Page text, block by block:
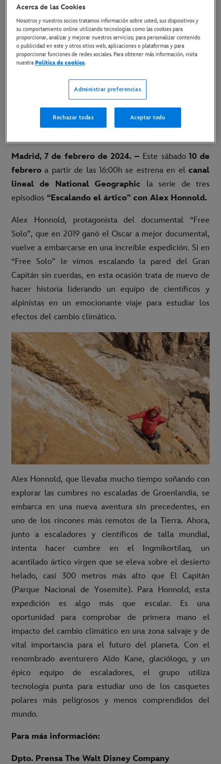
historialiderando un equipo de científicos y alpinistas
de talla mundial en una emocionante expedición para
estudiar los efectos del cambio climático
La serie, compuesta por tres episodios, se estrenará
con la emisión de los dos primeros episodios, y el
sábado 17 a las 16:00 horas con la emisión del
último episodio
Madrid, 7 de febrero de 2024. – Este sábado 10 de
febreroa partir de las 16:00h se estrena en elcanal
lineal de National Geographic la serie de tres
episodios “Escalando el ártico” con Alex Honnold.
Alex Honnold, protagonista del documental “Free
Solo”, que en 2019 ganó el Oscar a mejor documental,
vuelve a embarcarse en una increíble expedición. Si en
“Free Solo” le vimos escalando la pared del Gran
Capitán sin cuerdas, en esta ocasión trata de nuevo de
hacer historia liderando un equipo de científicos y
alpinistas en un emocionante viaje para estudiar los
efectos del cambio climático.
Alex Honnold, que llevaba mucho tiempo soñando con
explorar las cumbres no escaladas de Groenlandia, se
embarca en una nueva aventura sin precedentes, en
uno de los rincones más remotos de la Tierra. Ahora,
junto a escaladores y científicos de talla mundial,
intenta hacer cumbre en el Ingmikortilaq, un
acantilado ártico virgen que se eleva sobre el desierto
helado, casi 300 metros más alto que El Capitán
(Parque Nacional de Yosemite). Para Honnold, esta
expedición es algo más que escalar. Es una
oportunidad para comprobar de primera mano el
impacto del cambio climático en una zona salvaje y de
vital importancia para el futuro del planeta. Con el
renombrado aventurero Aldo Kane, glaciólogo, y un
épico equipo de escaladores, el grupo utiliza
tecnología punta para estudiar uno de los casquetes
polares más peligrosos y menos comprendidos del
mundo.
Para más información:
Dpto. Prensa The Walt Disney Company
Acerca de las Cookies
Nosotros y nuestros socios tratamos información sobre usted, sus dispositivos y
su comportamiento online utilizando tecnologías como las cookies para
proporcionar, analizar y mejorar nuestros servicios; para personalizar contenido
o publicidad en este y otros sitios web, aplicaciones o plataformas y para
proporcionar funciones de redes sociales. Para obtener más información, visita
nuestra Política de cookies.
Administrar preferencias
Rechazar todas Aceptar todo